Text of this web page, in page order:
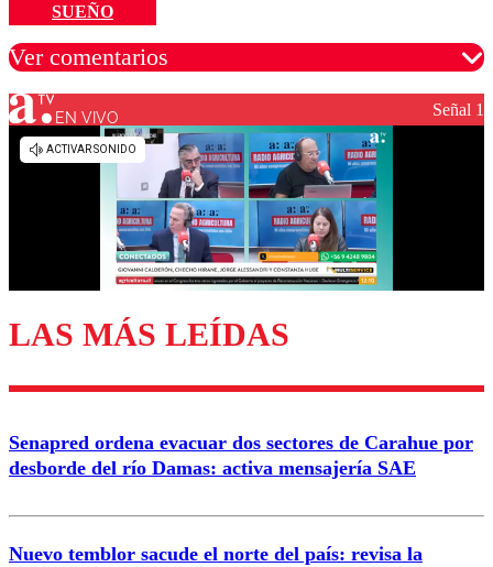
SUEÑO
Ver comentarios
Los comentarios son moderados para garantizar un
diálogo respetuoso.
Enviar comentario
EN VIVO Señal 1
LAS MÁS LEÍDAS
Senapred ordena evacuar dos sectores de Carahue por
desborde del río Damas: activa mensajería SAE
Nuevo temblor sacude el norte del país: revisa la